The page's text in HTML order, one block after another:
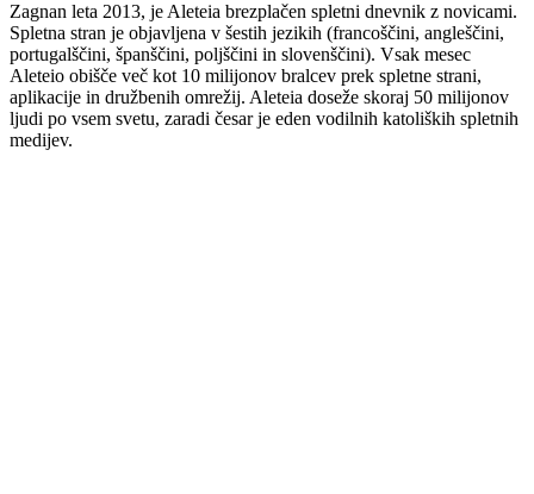
Zagnan leta 2013, je Aleteia brezplačen spletni dnevnik z novicami.
Spletna stran je objavljena v šestih jezikih (francoščini, angleščini,
portugalščini, španščini, poljščini in slovenščini). Vsak mesec
Aleteio obišče več kot 10 milijonov bralcev prek spletne strani,
aplikacije in družbenih omrežij. Aleteia doseže skoraj 50 milijonov
ljudi po vsem svetu, zaradi česar je eden vodilnih katoliških spletnih
medijev.